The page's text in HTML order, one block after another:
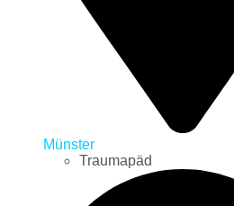
Münster
Traumapäd